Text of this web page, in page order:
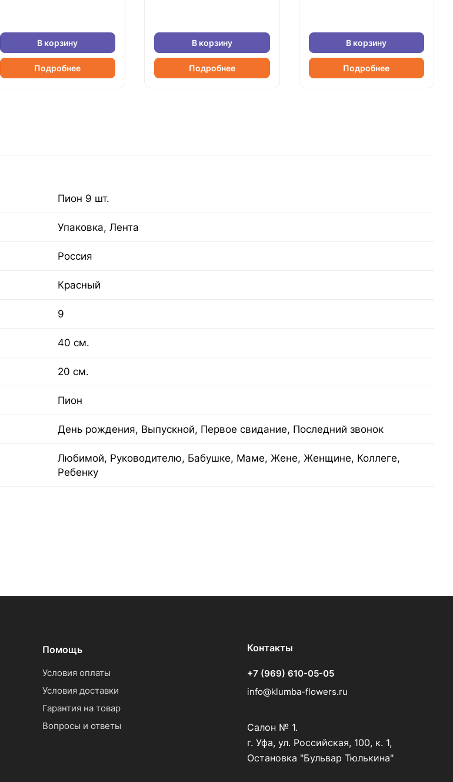
В корзину
Подробнее
В корзину
Подробнее
В корзину
Подробнее
Пион 9 шт.
Упаковка, Лента
Россия
Красный
9
40 см.
20 см.
Пион
День рождения, Выпускной, Первое свидание, Последний звонок
Любимой, Руководителю, Бабушке, Маме, Жене, Женщине, Коллеге,
Ребенку
Помощь
Условия оплаты
Условия доставки
Гарантия на товар
Вопросы и ответы
Контакты
+7 (969) 610-05-05
info@klumba-flowers.ru
Салон № 1.
г. Уфа, ул. Российская, 100, к. 1,
Остановка "Бульвар Тюлькина"